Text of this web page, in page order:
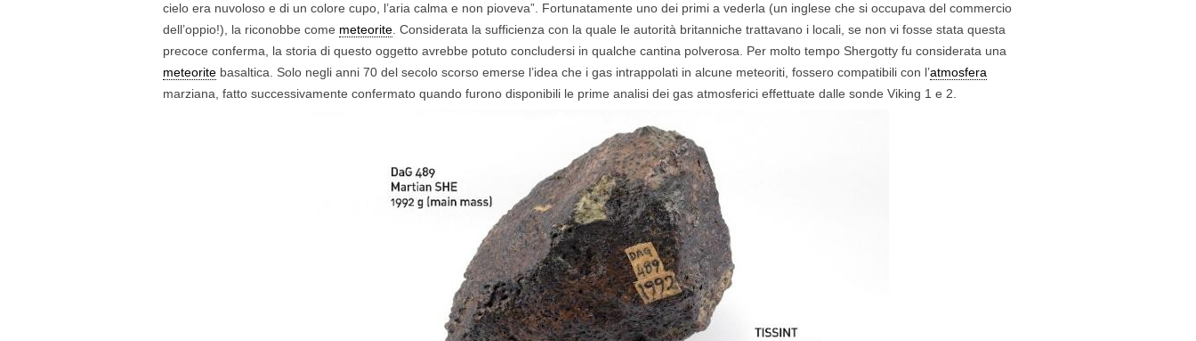
cielo era nuvoloso e di un colore cupo, l’aria calma e non pioveva”. Fortunatamente uno dei primi a vederla (un inglese che si occupava del commercio
dell’oppio!), la riconobbe come meteorite. Considerata la sufficienza con la quale le autorità britanniche trattavano i locali, se non vi fosse stata questa
precoce conferma, la storia di questo oggetto avrebbe potuto concludersi in qualche cantina polverosa. Per molto tempo Shergotty fu considerata una
meteoritebasaltica. Solo negli anni 70 del secolo scorso emerse l’idea che i gas intrappolati in alcune meteoriti, fossero compatibili con l’atmosfera
marziana, fatto successivamente confermato quando furono disponibili le prime analisi dei gas atmosferici effettuate dalle sonde Viking 1 e 2.